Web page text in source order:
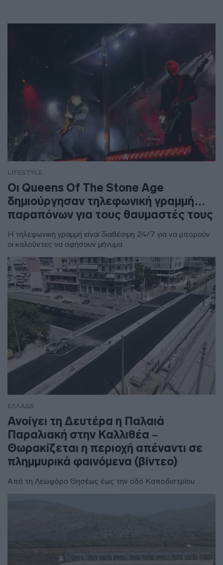
LIFESTYLE
Οι Queens Of The Stone Age
δημιούργησαν τηλεφωνική γραμμή…
παραπόνων για τους θαυμαστές τους
Η τηλεφωνική γραμμή είναι διαθέσιμη 24/7 για να μπορούν
οι καλούντες να αφήσουν μήνυμα
ΕΛΛΑΔΑ
Ανοίγει τη Δευτέρα η Παλαιά
Παραλιακή στην Καλλιθέα –
Θωρακίζεται η περιοχή απέναντι σε
πλημμυρικά φαινόμενα (βίντεο)
Από τη Λεωφόρο Θησέως έως την οδό Καποδιστρίου